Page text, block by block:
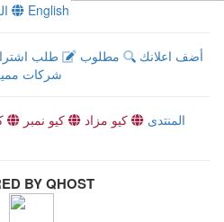
English
أضف اعلانك مطلوب طلب
شركات
المنتدى كيو مزاد كيو نمبر
BY QHOST